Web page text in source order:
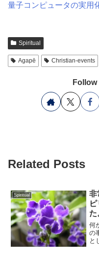
量子コンピュータの実用
Spiritual
Agapē Christian-events
Follow
Related Posts
Spiritual
非
お
が
何
の
と